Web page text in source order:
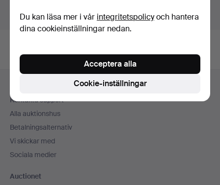
Visa föremål utanför Sverige
Sidfotsnavigation
Kontakta support
Alla auktionshus
Betalningsalternativ
Vi skickar med
Sociala medier
Auctionet
Du kan läsa mer i vår integritetspolicyoch hantera
dina cookieinställningar nedan.
Cookie-inställningar
Acceptera alla